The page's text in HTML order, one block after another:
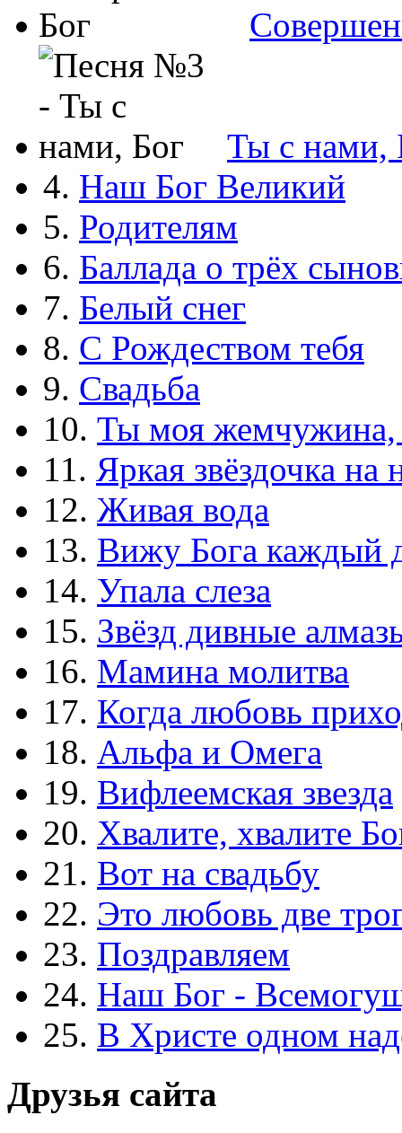
Ты с нами,
4. Наш Бог Великий
5. Родителям
6. Баллада о трёх
7. Белый снег
8. С Рождеством тебя
9. Свадьба
10. Ты моя жемчужина,
11. Яркая звёздочка на
12. Живая вода
13. Вижу Бога каждый
14. Упала слеза
15. Звёзд дивные
16. Мамина молитва
17. Когда любовь
18. Альфа и Омега
19. Вифлеемская звезда
20. Хвалите, хвалите
21. Вот на свадьбу
22. Это любовь две
23. Поздравляем
24. Наш Бог -
25. В Христе одном
Друзья сайта